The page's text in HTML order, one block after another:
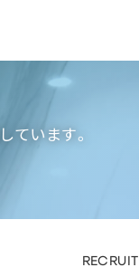
ています。
RECRUIT